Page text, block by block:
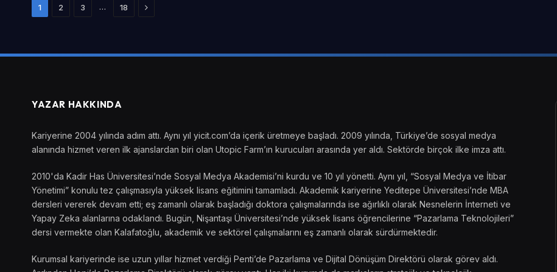
1 2 3 … 18 Sonraki
YAZAR HAKKINDA
Kariyerine 2004 yılında adım attı. Aynı yıl yicit.com’da içerik üretmeye başladı. 2009 yılında, Türkiye’de sosyal medya
alanında hizmet veren ilk ajanslardan biri olan Utopic Farm’ın kurucuları arasında yer aldı. Sektörde birçok ilke imza attı.
2010'da Kadir Has Üniversitesi’nde Sosyal Medya Akademisi’ni kurdu ve 10 yıl yönetti. Aynı yıl, “Sosyal Medya ve İtibar
Yönetimi” konulu tez çalışmasıyla yüksek lisans eğitimini tamamladı. Akademik kariyerine Yeditepe Üniversitesi’nde MBA
dersleri vererek devam etti; eş zamanlı olarak başladığı doktora çalışmalarında ise ağırlıklı olarak Nesnelerin İnterneti ve
Yapay Zeka alanlarına odaklandı. Bugün, Nişantaşı Üniversitesi’nde yüksek lisans öğrencilerine “Pazarlama Teknolojileri”
dersi vermekte olan Kalafatoğlu, akademik ve sektörel çalışmalarını eş zamanlı olarak sürdürmektedir.
Kurumsal kariyerinde ise uzun yıllar hizmet verdiği Penti’de Pazarlama ve Dijital Dönüşüm Direktörü olarak görev aldı.